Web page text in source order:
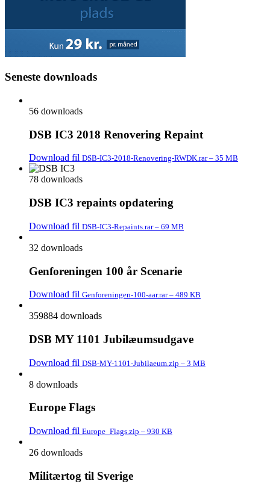
Seneste downloads
56 downloads
DSB IC3 2018 Renovering Repaint
Download fil DSB-IC3-2018-Renovering-RWDK.rar – 35 MB
78 downloads
DSB IC3 repaints opdatering
Download fil DSB-IC3-Repaints.rar – 69 MB
32 downloads
Genforeningen 100 år Scenarie
Download fil Genforeningen-100-aar.rar – 489 KB
359884 downloads
DSB MY 1101 Jubilæumsudgave
Download fil DSB-MY-1101-Jubilaeum.zip – 3 MB
8 downloads
Europe Flags
Download fil Europe_Flags.zip – 930 KB
26 downloads
Militærtog til Sverige